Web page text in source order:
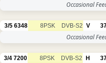
Occasional
V
DVB-S2
8PSK
6348
3/5
Occasional
H
DVB-S2
8PSK
7200
3/4